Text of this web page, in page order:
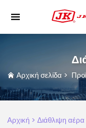
Αρχική σελίδα >
Αρχική > Διάθλιψη αέρα